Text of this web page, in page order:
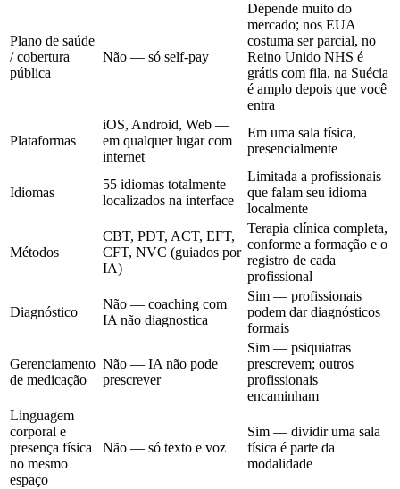
Plano de saúde
/ cobertura
pública
Não — só self-pay
Depende muito do
mercado; nos EUA
costuma ser parcial, no
Reino Unido NHS é
grátis com fila, na Suécia
é amplo depois que você
entra
Plataformas
iOS, Android, Web —
em qualquer lugar com
internet
Em uma sala física,
presencialmente
Idiomas
55 idiomas totalmente
localizados na interface
Limitada a profissionais
que falam seu idioma
localmente
Métodos
CBT, PDT, ACT, EFT,
CFT, NVC (guiados por
IA)
Terapia clínica completa,
conforme a formação e o
registro de cada
profissional
Diagnóstico
Não — coaching com
IA não diagnostica
Sim — profissionais
podem dar diagnósticos
formais
Gerenciamento
de medicação
Não — IA não pode
prescrever
Sim — psiquiatras
prescrevem; outros
profissionais
encaminham
Linguagem
corporal e
presença física
no mesmo
espaço
Não — só texto e voz
Sim — dividir uma sala
física é parte da
modalidade